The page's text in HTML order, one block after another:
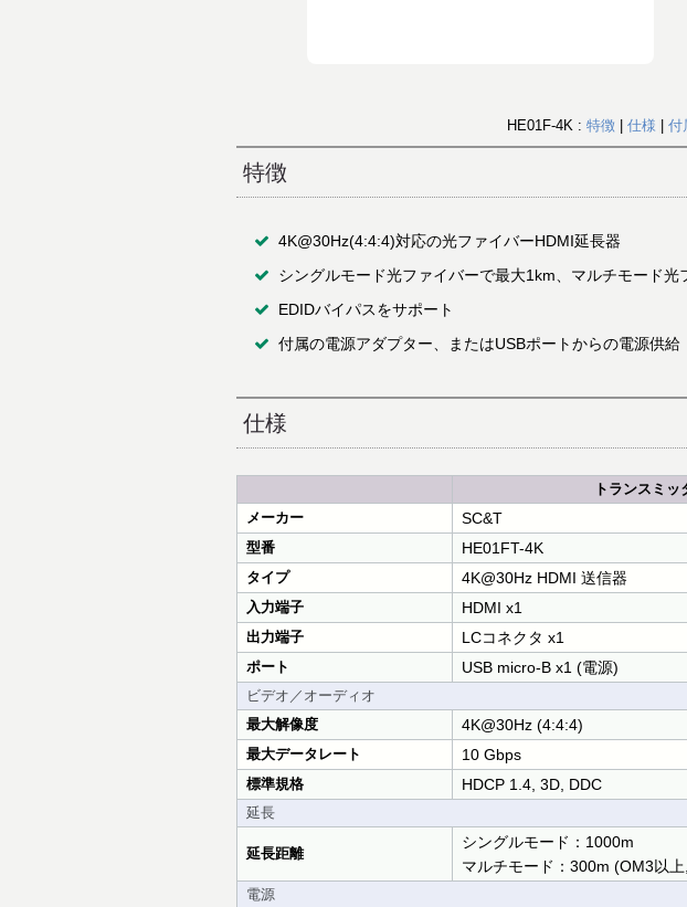
HE01F-4K : 特徴 仕様 付
特徴
4K@30Hz(4:4:4)対応の光ファイバーHDMI延長器
シングルモード光ファイバーで最大1km、マルチモード
EDIDバイパスをサポート
付属の電源アダプター、またはUSBポートからの電源供給
仕様
トランスミッ
メーカー
SC&T
型番 HE01FT-4K
タイプ 4K@30Hz HDMI 送信器
入力端子 HDMI x1
出力端子 LCコネクタ x1
ポート USB micro-B x1 (電源)
ビデオ／オーディオ
最大解像度
4K@30Hz (4:4:4)
最大データレート 10 Gbps
標準規格 HDCP 1.4, 3D, DDC
延長
延長距離
シングルモード：1000m
マルチモード：300m (OM3以
電源